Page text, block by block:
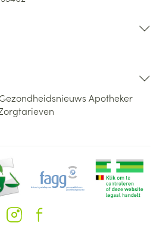
Gezondheidsnieuws Apotheker